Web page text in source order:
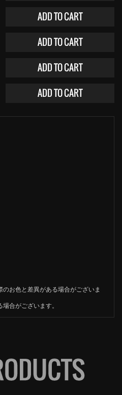
ADD TO CART
ADD TO CART
ADD TO CART
ADD TO CART
お色と差異がある場合がございま
合がございます。